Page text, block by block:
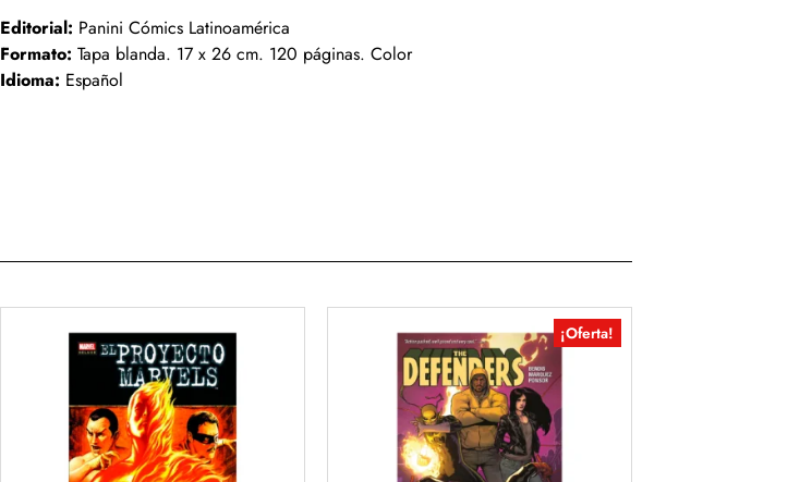
Editorial: Panini Cómics Latinoamérica
Formato: Tapa blanda. 17 x 26 cm. 120 páginas. Color
Idioma: Español
¡Oferta!